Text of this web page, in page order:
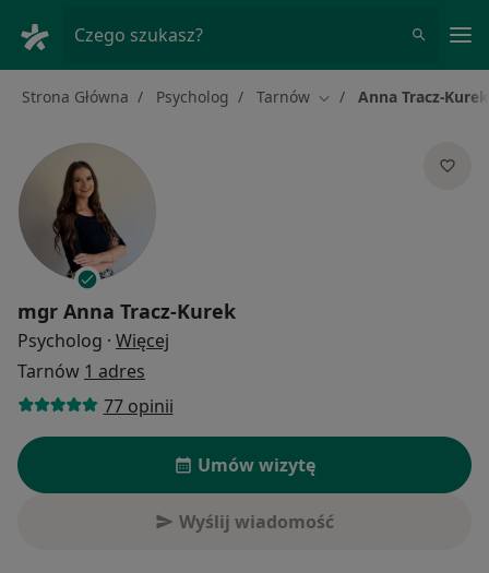
Czego szukasz?
Strona Główna Psycholog Tarnów Zmień miasto
Anna Tracz-Kurek
mgr Anna Tracz-Kurek
Psycholog · Więcej
Tarnów 1 adres
77 opinii
Umów wizytę
Wyślij wiadomość